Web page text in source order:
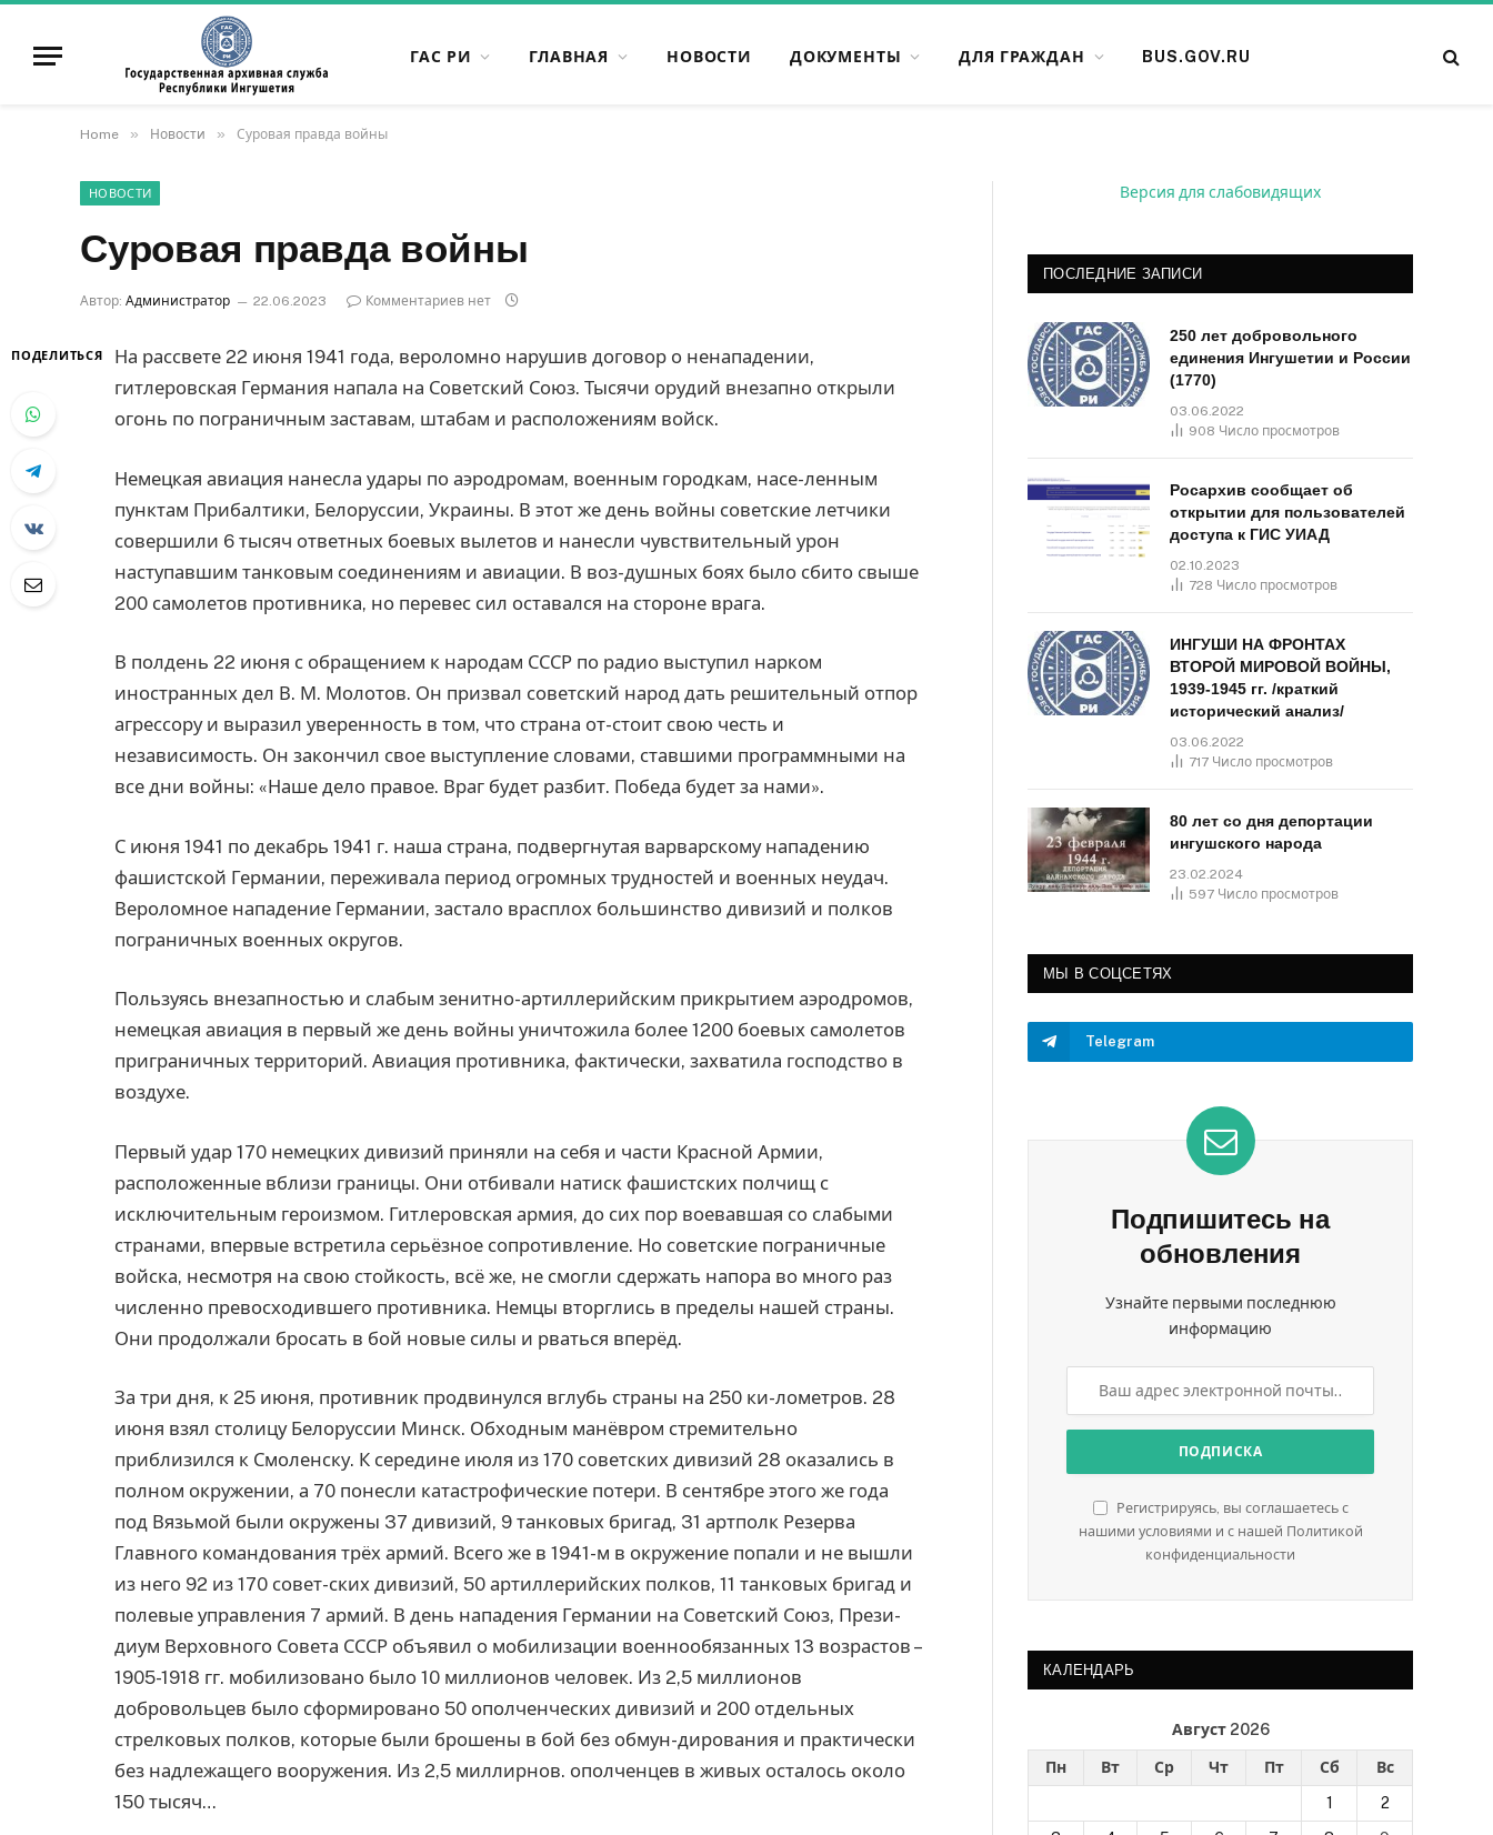
ГАС РИ ГЛАВНАЯ НОВОСТИ ДОКУМЕНТЫ ДЛЯ ГРАЖДАН BUS.GOV.RU
Home » Новости » Суровая правда войны
НОВОСТИ
Суровая правда войны
Автор: Администратор 22.06.2023 Комментариев нет
ПОДЕЛИТЬСЯ
На рассвете 22 июня 1941 года, вероломно нарушив договор о ненападении,
гитлеровская Германия напала на Советский Союз. Тысячи орудий внезапно открыли
огонь по пограничным заставам, штабам и расположениям войск.
Немецкая авиация нанесла удары по аэродромам, военным городкам, насе-ленным
пунктам Прибалтики, Белоруссии, Украины. В этот же день войны советские летчики
совершили 6 тысяч ответных боевых вылетов и нанесли чувствительный урон
наступавшим танковым соединениям и авиации. В воз-душных боях было сбито свыше
200 самолетов противника, но перевес сил оставался на стороне врага.
В полдень 22 июня с обращением к народам СССР по радио выступил нарком
иностранных дел В. М. Молотов. Он призвал советский народ дать решительный отпор
агрессору и выразил уверенность в том, что страна от-стоит свою честь и
независимость. Он закончил свое выступление словами, ставшими программными на
все дни войны: «Наше дело правое. Враг будет разбит. Победа будет за нами».
С июня 1941 по декабрь 1941 г. наша страна, подвергнутая варварскому нападению
фашистской Германии, переживала период огромных трудностей и военных неудач.
Вероломное нападение Германии, застало врасплох большинство дивизий и полков
пограничных военных округов.
Пользуясь внезапностью и слабым зенитно-артиллерийским прикрытием аэродромов,
немецкая авиация в первый же день войны уничтожила более 1200 боевых самолетов
приграничных территорий. Авиация противника, фактически, захватила господство в
воздухе.
Первый удар 170 немецких дивизий приняли на себя и части Красной Армии,
расположенные вблизи границы. Они отбивали натиск фашистских полчищ с
исключительным героизмом. Гитлеровская армия, до сих пор воевавшая со слабыми
странами, впервые встретила серьёзное сопротивление. Но советские пограничные
войска, несмотря на свою стойкость, всё же, не смогли сдержать напора во много раз
численно превосходившего противника. Немцы вторглись в пределы нашей страны.
Они продолжали бросать в бой новые силы и рваться вперёд.
За три дня, к 25 июня, противник продвинулся вглубь страны на 250 ки-лометров. 28
июня взял столицу Белоруссии Минск. Обходным манёвром стремительно
приблизился к Смоленску. К середине июля из 170 советских дивизий 28 оказались в
полном окружении, а 70 понесли катастрофические потери. В сентябре этого же года
под Вязьмой были окружены 37 дивизий, 9 танковых бригад, 31 артполк Резерва
Главного командования трёх армий. Всего же в 1941-м в окружение попали и не вышли
из него 92 из 170 совет-ских дивизий, 50 артиллерийских полков, 11 танковых бригад и
полевые управления 7 армий. В день нападения Германии на Советский Союз, Прези-
диум Верховного Совета СССР объявил о мобилизации военнообязанных 13 возрастов –
1905-1918 гг. мобилизовано было 10 миллионов человек. Из 2,5 миллионов
добровольцев было сформировано 50 ополченческих дивизий и 200 отдельных
стрелковых полков, которые были брошены в бой без обмун-дирования и практически
без надлежащего вооружения. Из 2,5 миллирнов. ополченцев в живых осталось около
150 тысяч…
Версия для слабовидящих
ПОСЛЕДНИЕ ЗАПИСИ
250 лет добровольного
единения Ингушетии и России
(1770)
03.06.2022
908 Число просмотров
Росархив сообщает об
открытии для пользователей
доступа к ГИС УИАД
02.10.2023
728 Число просмотров
ИНГУШИ НА ФРОНТАХ
ВТОРОЙ МИРОВОЙ ВОЙНЫ,
1939-1945 гг. /краткий
исторический анализ/
03.06.2022
717 Число просмотров
80 лет со дня депортации
ингушского народа
23.02.2024
597 Число просмотров
МЫ В СОЦСЕТЯХ
Telegram
Подпишитесь на
обновления
Узнайте первыми последнюю
информацию
Регистрируясь, вы соглашаетесь с
нашими условиями и с нашей Политикой
конфиденциальности
КАЛЕНДАРЬ
Август 2026
Пн Вт Ср Чт Пт Сб
Вс
1
2